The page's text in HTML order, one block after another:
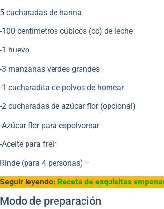
5 cucharadas de harina
-100 centímetros cúbicos (cc) de leche
-1 huevo
-3 manzanas verdes grandes
-1 cucharadita de polvos de hornear
-2 cucharadas de azúcar flor (opcional)
-Azúcar flor para espolvorear
-Aceite para freír
Rinde (para 4 personas) –
Seguir leyendo: Receta de exquisitas
Modo de preparación